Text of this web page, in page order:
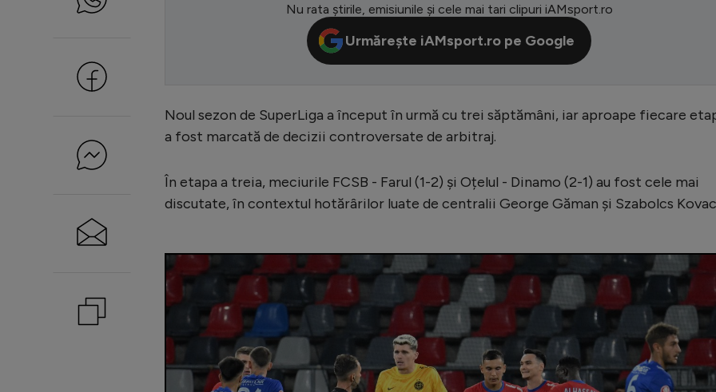
Nu rata știrile, emisiunile și cele mai tari clipuri iAMsport.ro
Urmărește iAMsport.ro pe Google
Noul sezon de SuperLiga a început în urmă cu trei săptămâni, iar aproape fiecare
a fost marcată de decizii controversate de arbitraj.
În etapa a treia, meciurile FCSB - Farul (1-2) și Oțelul - Dinamo (2-1) au fost cele mai
discutate, în contextul hotărârilor luate de centralii George Găman și Szabolcs